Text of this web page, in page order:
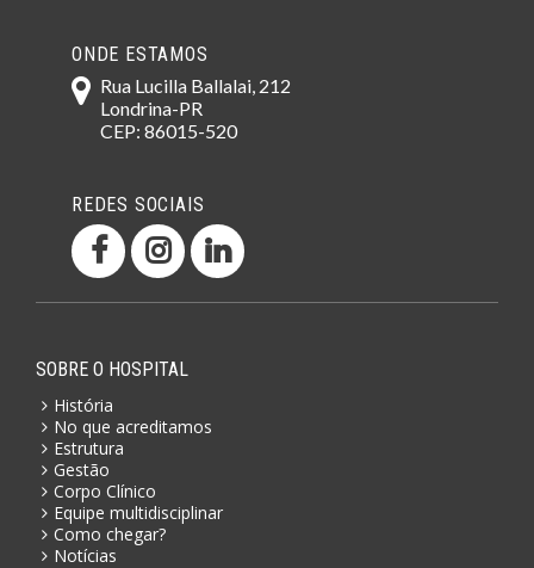
ONDE ESTAMOS
Rua Lucilla Ballalai, 212
Londrina-PR
CEP: 86015-520
REDES SOCIAIS
SOBRE O HOSPITAL
História
No que acreditamos
Estrutura
Gestão
Corpo Clínico
Equipe multidisciplinar
Como chegar?
Notícias